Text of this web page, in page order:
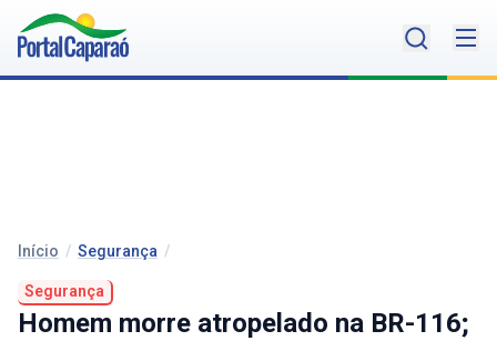
Início / Segurança /
Segurança
Homem morre atropelado na BR-116;